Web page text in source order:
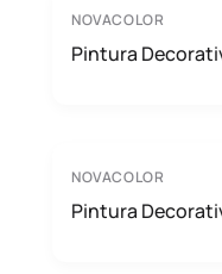
NOVACOLOR
Pintura
NOVACOLOR
Pintura